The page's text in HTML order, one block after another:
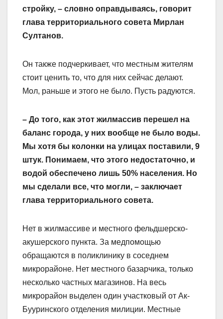
стройку, – словно оправдываясь, говорит
глава территориального совета Мирлан
Султанов.
Он также подчеркивает, что местным жителям
стоит ценить то, что для них сейчас делают.
Мол, раньше и этого не было. Пусть радуются.
– До того, как этот жилмассив перешел на
баланс города, у них вообще не было воды.
Мы хотя бы колонки на улицах поставили, 9
штук. Понимаем, что этого недостаточно, и
водой обеспечено лишь 50% населения. Но
мы сделали все, что могли, – заключает
глава территориального совета.
Нет в жилмассиве и местного фельдшерско-
акушерского пункта. За медпомощью
обращаются в поликлинику в соседнем
микрорайоне. Нет местного базарчика, только
несколько частных магазинов. На весь
микрорайон выделен один участковый от Ак-
Бууринского отделения милиции. Местные